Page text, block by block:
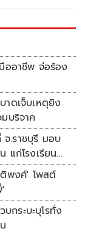
ออาชีพ จ่อร้อง
าดเจ็บเหตุยิง
บริจาค
.ราชบุรี มอบ
แก่โรงเรียน
พงศ์' โพสต์
'
กระบะบุโรทั่ง